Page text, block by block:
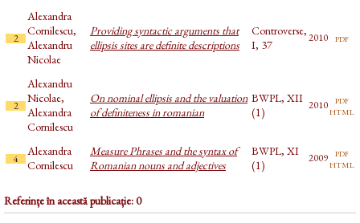
2
Alexandra
Cornilescu,
Alexandru
Nicolae
Providing syntactic arguments that
ellipsis sites are definite descriptions
Controverse,
I, 37
2010 pdf
2
Alexandru
Nicolae,
Alexandra
Cornilescu
On nominal ellipsis and the valuation
of definiteness in romanian
BWPL, XII
(1)
2010 pdf
html
4
Alexandra
Cornilescu
Measure Phrases and the syntax of
Romanian nouns and adjectives
BWPL, XI
(1)
2009 pdf
html
Referințe în această publicație: 0